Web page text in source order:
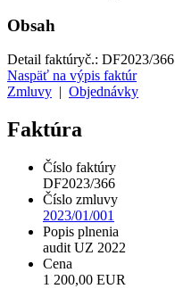
Obsah
Detail faktúryč.: DF2023/366
Naspäť na výpis faktúr
Zmluvy
Objednávky
Faktúra
Číslo faktúry
DF2023/366
Číslo zmluvy
2023/01/001
Popis plnenia
audit UZ 2022
Cena
1 200,00 EUR